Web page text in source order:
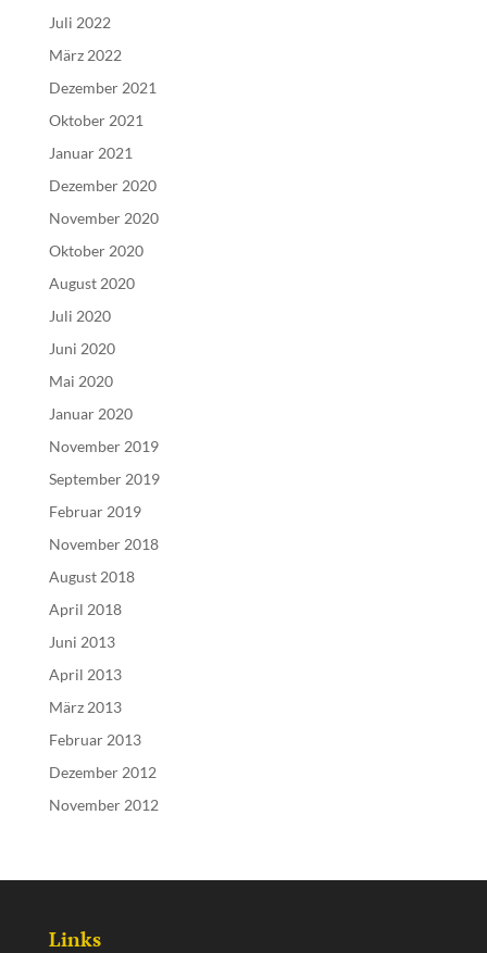
Juli 2022
März 2022
Dezember 2021
Oktober 2021
Januar 2021
Dezember 2020
November 2020
Oktober 2020
August 2020
Juli 2020
Juni 2020
Mai 2020
Januar 2020
November 2019
September 2019
Februar 2019
November 2018
August 2018
April 2018
Juni 2013
April 2013
März 2013
Februar 2013
Dezember 2012
November 2012
Links